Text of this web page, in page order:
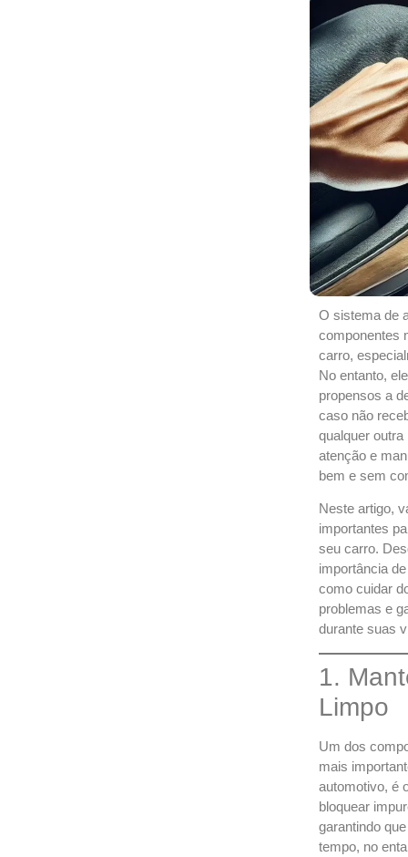
O sistema de
componentes
carro,
No entanto,
propensos a
caso não
qualquer
atenção e
bem e sem
Neste artigo,
importantes
seu carro.
importância
como cuidar
problemas e
durante suas
1.
Limpo
Um dos
mais
automotivo, é
bloquear
garantindo
tempo, no